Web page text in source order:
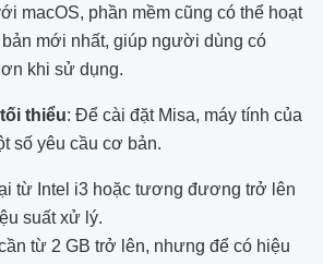
macOS, phần mềm cũng có thể hoạt
mới nhất, giúp người dùng có
khi sử dụng.
thiểu: Để cài đặt Misa, máy tính của
số yêu cầu cơ bản.
từ Intel i3 hoặc tương đương trở lên
suất xử lý.
từ 2 GB trở lên, nhưng để có hiệu